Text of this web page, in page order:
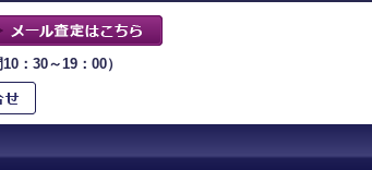
：30～19：00）